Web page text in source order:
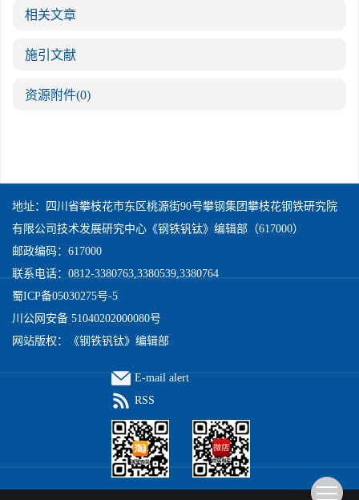
相关文章
施引文献
资源附件(0)
地址：四川省攀枝花市东区桃源街90号攀钢集团攀枝花钢铁研究院
有限公司技术发展研究中心《钢铁钒钛》编辑部（617000）
邮政编码：617000
联系电话：0812-3380763,3380539,3380764
蜀ICP备05030275号-5
川公网安备 51040202000080号
网站版权：《钢铁钒钛》编辑部
E-mail alert
RSS